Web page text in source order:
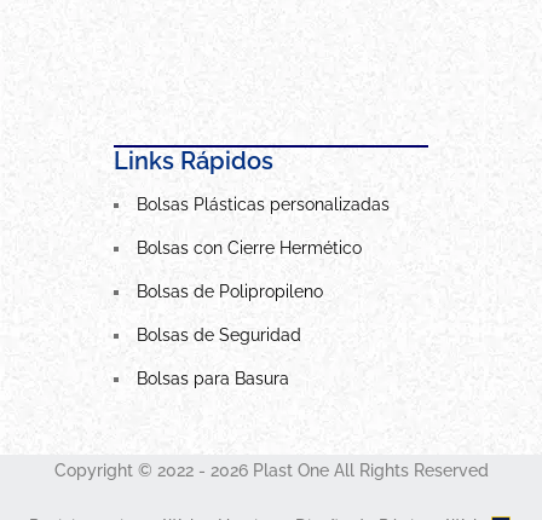
Links Rápidos
Bolsas Plásticas personalizadas
Bolsas con Cierre Hermético
Bolsas de Polipropileno
Bolsas de Seguridad
Bolsas para Basura
Copyright © 2022 - 2026 Plast One All Rights Reserved